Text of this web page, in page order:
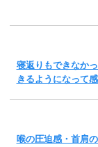
寝返りもできなか
きるようになって
喉の圧迫感・首肩